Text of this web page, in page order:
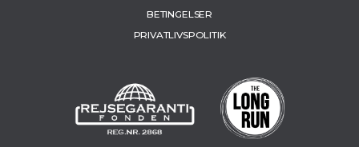
BETINGELSER
PRIVATLIVSPOLITIK